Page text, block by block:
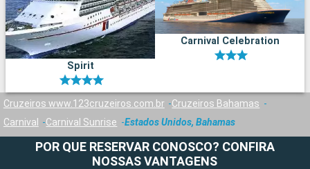
Spirit
Carnival Celebration
Cruzeiros www.123cruzeiros.com.br
Cruzeiros Bahamas
Carnival
Carnival Sunrise Estados Unidos, Bahamas
POR QUE RESERVAR CONOSCO? CONFIRA
NOSSAS VANTAGENS